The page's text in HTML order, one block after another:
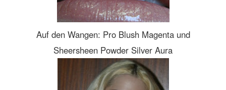
Auf den Wangen: Pro Blush Magenta und
Sheersheen Powder Silver Aura